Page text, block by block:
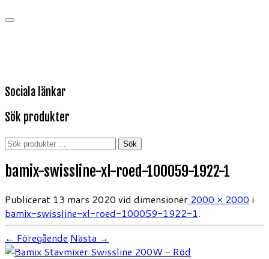
Sociala länkar
Sök produkter
Sök
Sök
bamix-swissline-xl-roed-100059-1922-1
Publicerat 13 mars 2020 vid dimensioner 2000 × 2000 i
bamix-swissline-xl-roed-100059-1922-1.
← Föregående Nästa →